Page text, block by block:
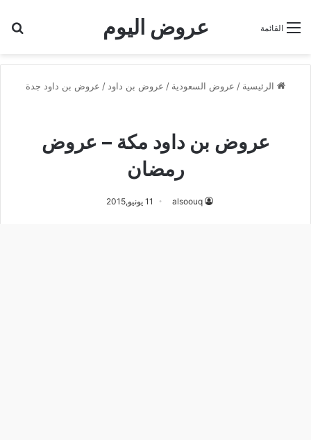
عروض اليوم القائمة
الرئيسية / عروض السعودية / عروض بن داود / عروض بن داود جدة
عروض بن داود مكة – عروض
رمضان
alsoouq 11 يونيو,2015